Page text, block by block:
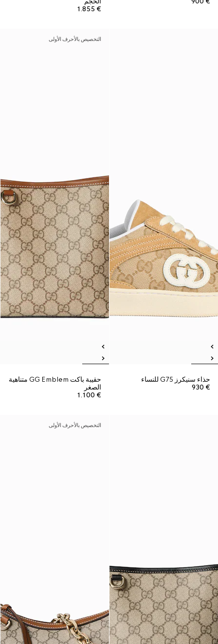
€ 1.855
حذاء سنيكرز G75 للنساء
€ 930
التخصيص بالأحرف الأولى
حقيبة باكت GG Emblem متناهية
الصغر
€ 1.100
التخصيص بالأحرف الأولى